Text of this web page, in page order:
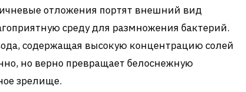
отложения портят внешний вид
среду для размножения бактерий.
содержащая высокую концентрацию солей
но верно превращает белоснежную
зрелище.